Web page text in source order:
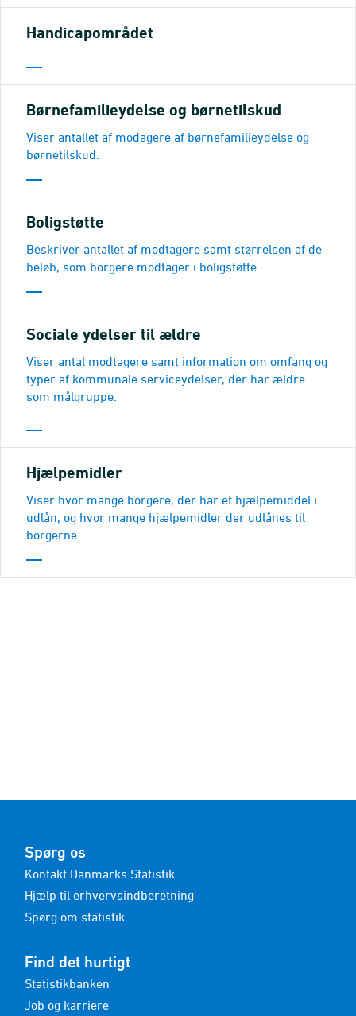
Handicapområdet
Børnefamilieydelse og børnetilskud
Viser antallet af modagere af børnefamilieydelse og
børnetilskud.
Boligstøtte
Beskriver antallet af modtagere samt størrelsen af de
beløb, som borgere modtager i boligstøtte.
Sociale ydelser til ældre
Viser antal modtagere samt information om omfang og
typer af kommunale serviceydelser, der har ældre
som målgruppe.
Hjælpemidler
Viser hvor mange borgere, der har et hjælpemiddel i
udlån, og hvor mange hjælpemidler der udlånes til
borgerne.
Spørg os
Kontakt Danmarks Statistik
Hjælp til erhvervsindberetning
Spørg om statistik
Find det hurtigt
Statistikbanken
Job og karriere